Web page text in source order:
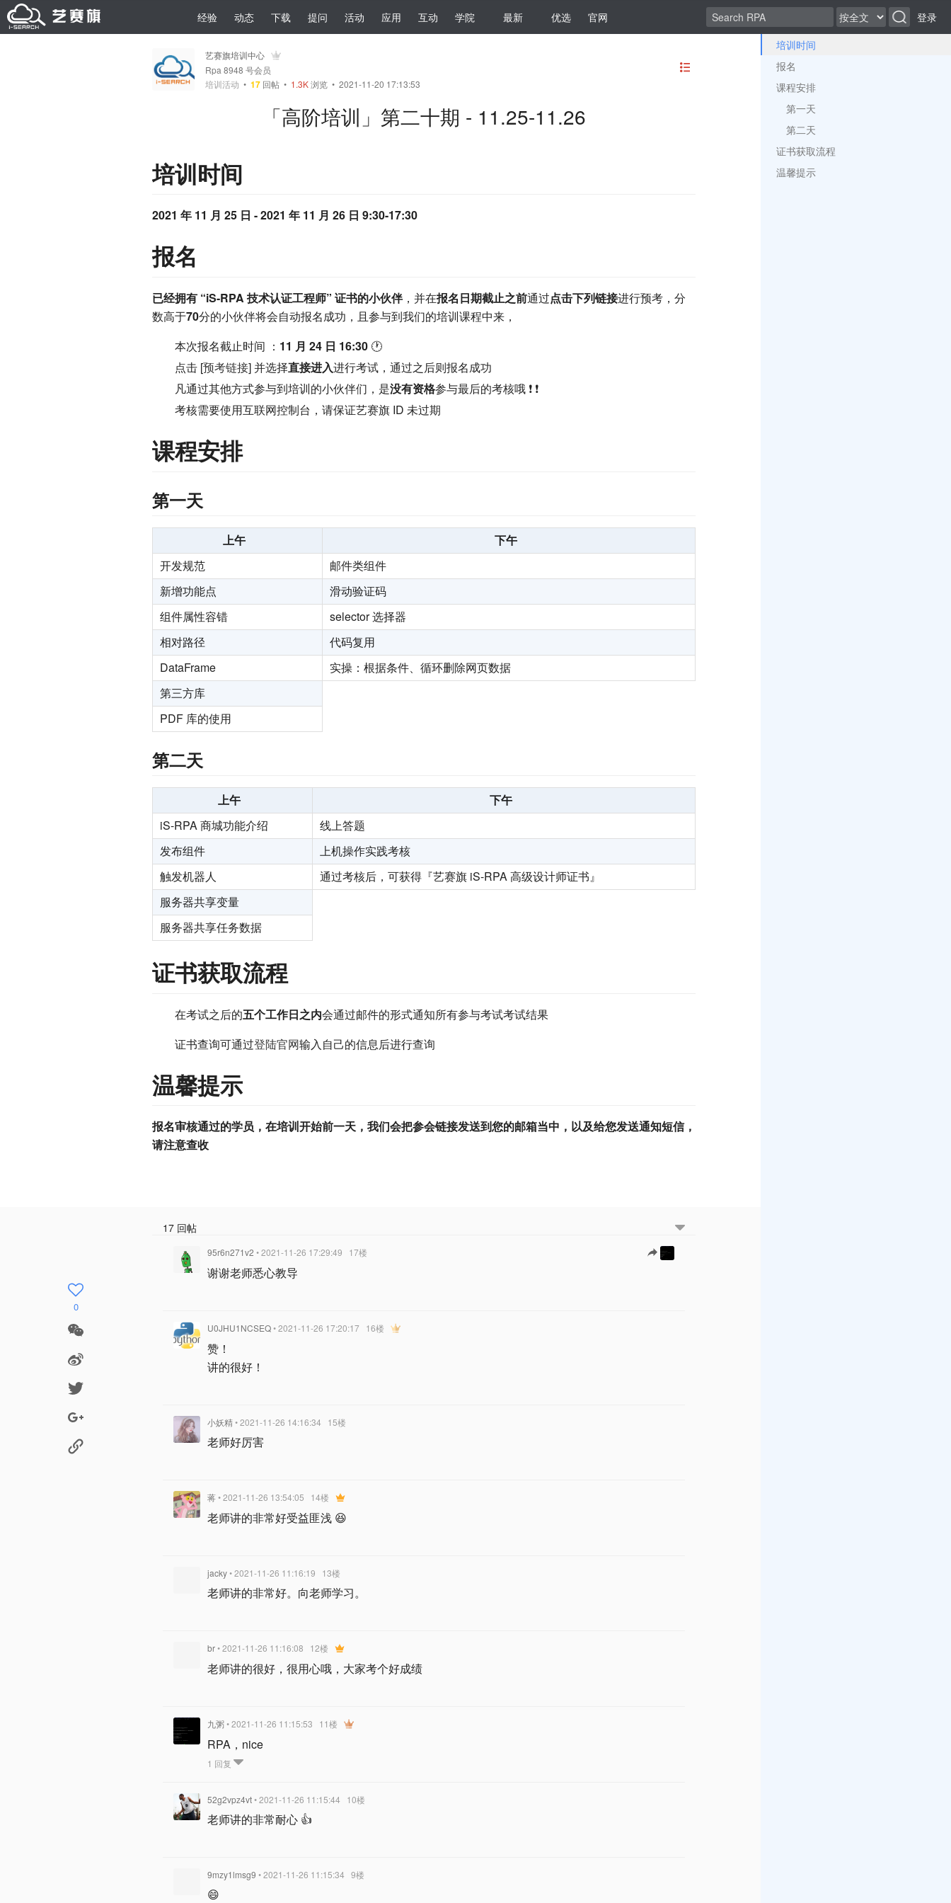
经验 动态 下载 提问 活动 应用 互动 学院 最新 优选 官网 登录
艺赛旗培训中心
Rpa 8948 号会员
培训活动 • 17回帖• 1.3K浏览 • 2021-11-20 17:13:53
「高阶培训」第二十期 - 11.25-11.26
培训时间
2021 年 11 月 25 日 - 2021 年 11 月 26 日 9:30-17:30
报名
已经拥有 “iS-RPA 技术认证工程师” 证书的小伙伴，并在报名日期截止之前通过点击下列链接进行预考，分
数高于70分的小伙伴将会自动报名成功，且参与到我们的培训课程中来，
本次报名截止时间 ： 11 月 24 日 16:30🕐
点击 [预考链接] 并选择直接进入进行考试，通过之后则报名成功
凡通过其他方式参与到培训的小伙伴们，是没有资格参与最后的考核哦 ❗ ❗
考核需要使用互联网控制台，请保证艺赛旗 ID 未过期
课程安排
第一天
上午
下午
开发规范
邮件类组件
新增功能点
滑动验证码
组件属性容错
selector 选择器
相对路径
代码复用
DataFrame
实操：根据条件、循环删除网页数据
第三方库
PDF 库的使用
第二天
上午
下午
iS-RPA 商城功能介绍
线上答题
发布组件
上机操作实践考核
触发机器人
通过考核后，可获得『艺赛旗 iS-RPA 高级设计师证书』
服务器共享变量
服务器共享任务数据
证书获取流程
在考试之后的五个工作日之内会通过邮件的形式通知所有参与考试考试结果
证书查询可通过登陆官网输入自己的信息后进行查询
温馨提示
报名审核通过的学员，在培训开始前一天，我们会把参会链接发送到您的邮箱当中，以及给您发送通知短信，
请注意查收
17 回帖
95r6n271v2 • 2021-11-26 17:29:49 17楼
谢谢老师悉心教导
U0JHU1NCSEQ• 2021-11-26 17:20:17 16楼
赞！
讲的很好！
小妖精• 2021-11-26 14:16:34 15楼
老师好厉害
蒋• 2021-11-26 13:54:05 14楼
老师讲的非常好受益匪浅 😆
jacky• 2021-11-26 11:16:19 13楼
老师讲的非常好。向老师学习。
br• 2021-11-26 11:16:08 12楼
老师讲的很好，很用心哦，大家考个好成绩
九粥• 2021-11-26 11:15:53 11楼
RPA，nice
1 回复
52g2vpz4vt• 2021-11-26 11:15:44 10楼
老师讲的非常耐心 👍
9mzy1lmsg9 • 2021-11-26 11:15:34 9楼
😄
0
培训时间
报名
课程安排
第一天
第二天
证书获取流程
温馨提示